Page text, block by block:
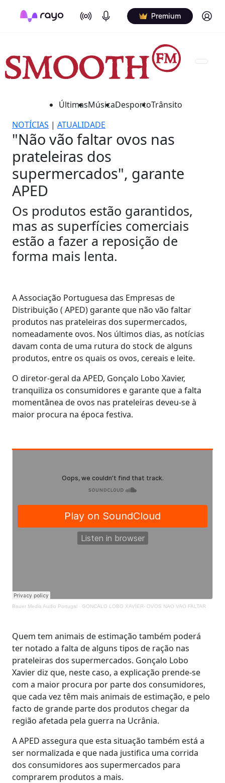
On Air Podcasts Premium Log in
ÚltimasMúsicaDesportoTrânsito
NOTÍCIAS | ATUALIDADE
"Não vão faltar ovos nas
prateleiras dos
supermercados", garante
APED
Os produtos estão garantidos,
mas as superfícies comerciais
estão a fazer a reposição de
forma mais lenta.
A Associação Portuguesa das Empresas de
Distribuição ( APED) garante que não vão faltar
produtos nas prateleiras dos supermercados,
nomeadamente ovos. Nos últimos dias, as notícias
davam conta de uma rutura do stock de alguns
produtos, entre os quais os ovos, cereais e leite.
O diretor-geral da APED, Gonçalo Lobo Xavier,
tranquiliza os consumidores e garante que a falta
momentânea de ovos nas prateleiras deveu-se à
maior procura na época festiva.
Bauer Media Audio Portugal · GONCALO LOBO XAVIER- OVOS NAO VAO FALTAR
Quem tem animais de estimação também poderá
ter notado a falta de alguns tipos de ração nas
prateleiras dos supermercados. Gonçalo Lobo
Xavier diz que, neste caso, a explicação prende-se
com a maior procura por parte dos consumidores,
que cada vez têm mais animais de estimação, e pelo
facto de grande parte dos produtos chegar da
região afetada pela guerra na Ucrânia.
A APED assegura que esta situação também está a
ser normalizada e que nada justifica uma corrida
dos consumidores aos supermercados para
comprarem produtos a mais.